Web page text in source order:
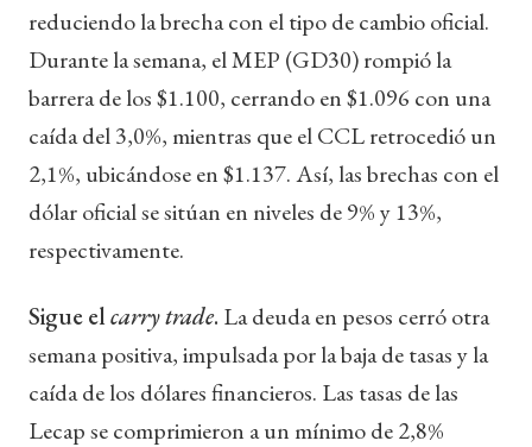
reduciendo la brecha con el tipo de cambio oficial.
Durante la semana, el MEP (GD30) rompió la
barrera de los $1.100, cerrando en $1.096 con una
caída del 3,0%, mientras que el CCL retrocedió un
2,1%, ubicándose en $1.137. Así, las brechas con el
dólar oficial se sitúan en niveles de 9% y 13%,
respectivamente.
Sigue elcarry trade. La deuda en pesos cerró otra
semana positiva, impulsada por la baja de tasas y la
caída de los dólares financieros. Las tasas de las
Lecap se comprimieron a un mínimo de 2,8%